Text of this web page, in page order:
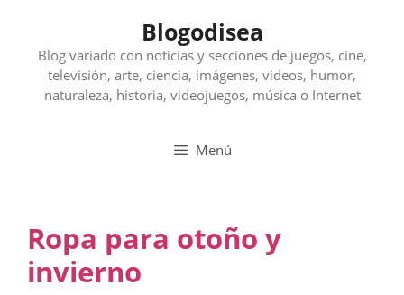
contenido
Blogodisea
Blog variado con noticias y secciones de juegos, cine,
televisión, arte, ciencia, imágenes, videos, humor,
naturaleza, historia, videojuegos, música o Internet
Menú
Ropa para otoño y
invierno